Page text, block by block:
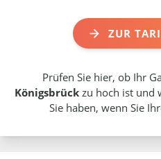
ZUR
Prüfen Sie hier, ob Ihr
Königsbrück zu hoch ist und
Sie haben, wenn Sie